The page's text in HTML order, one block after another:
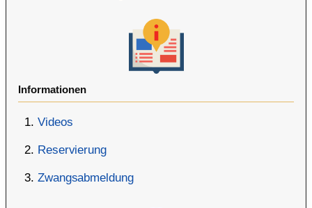
Informationen
Videos
Reservierung
Zwangsabmeldung